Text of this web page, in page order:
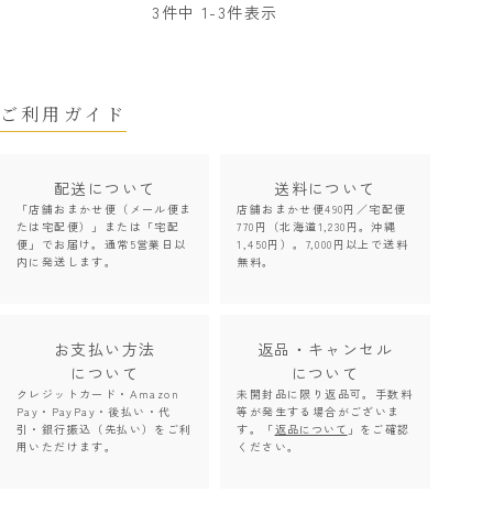
3 件中 1 -3件表示
ご利用ガイド
配送について
「店舗おまかせ便（メール便ま
たは宅配便）」または「宅配
便」でお届け。通常5営業日以
内に発送します。
送料について
店舗おまかせ便490円／宅配便
770円（北海道1,230円。沖縄
1,450円）。7,000円以上で送料
無料。
お支払い方法
について
クレジットカード・Amazon
Pay・PayPay・後払い・代
引・銀行振込（先払い）をご利
用いただけます。
返品・キャンセル
について
未開封品に限り返品可。手数料
等が発生する場合がございま
す。「返品について 」をご確認
ください。